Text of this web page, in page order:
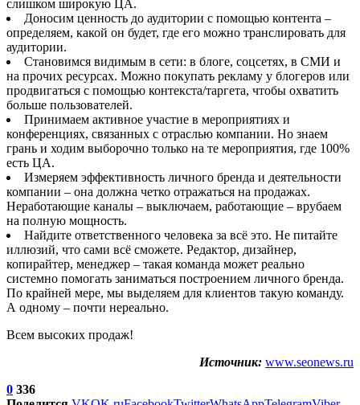
слишком широкую ЦА.
Доносим ценность до аудитории с помощью контента –
определяем, какой он будет, где его можно транслировать для
аудитории.
Становимся видимым в сети: в блоге, соцсетях, в СМИ и
на прочих ресурсах. Можно покупать рекламу у блогеров или
продвигаться с помощью контекста/таргета, чтобы охватить
больше пользователей.
Принимаем активное участие в мероприятиях и
конференциях, связанных с отраслью компании. Но знаем
грань и ходим выборочно только на те мероприятия, где 100%
есть ЦА.
Измеряем эффективность личного бренда и деятельности
компании – она должна четко отражаться на продажах.
Неработающие каналы – выключаем, работающие – врубаем
на полную мощность.
Найдите ответственного человека за всё это. Не питайте
иллюзий, что сами всё сможете. Редактор, дизайнер,
копирайтер, менеджер – такая команда может реально
системно помогать заниматься построением личного бренда.
По крайней мере, мы выделяем для клиентов такую команду.
А одному – почти нереально.
Всем высоких продаж!
Источник: www.seonews.ru
0 336